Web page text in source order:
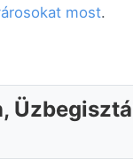
most.